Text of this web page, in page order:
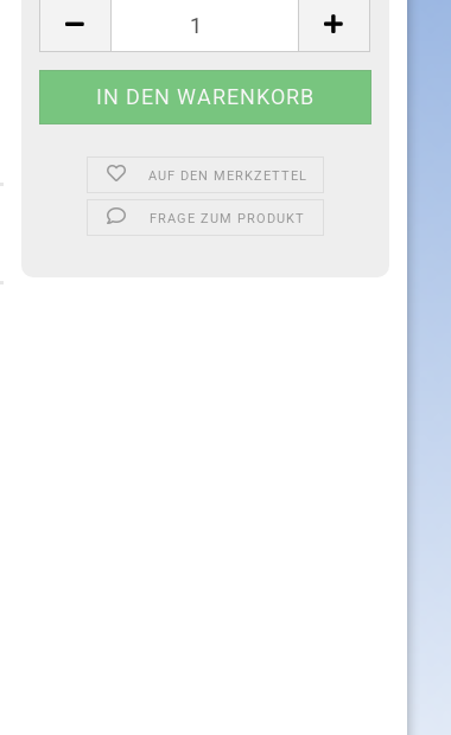
AUF DEN MERKZETTEL
FRAGE ZUM PRODUKT